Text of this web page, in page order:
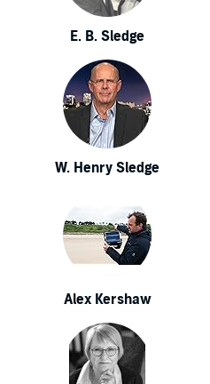
E. B. Sledge
W. Henry Sledge
Alex Kershaw